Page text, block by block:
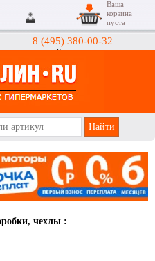
8 (495) 380-00-32
Гипермаркеты
Ваша
корзина
пуста
чехлы :